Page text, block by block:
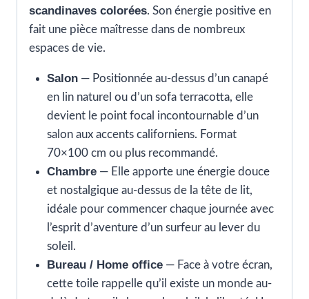
scandinaves colorées. Son énergie positive en
fait une pièce maîtresse dans de nombreux
espaces de vie.
Salon— Positionnée au-dessus d’un canapé
en lin naturel ou d’un sofa terracotta, elle
devient le point focal incontournable d’un
salon aux accents californiens. Format
70×100 cm ou plus recommandé.
Chambre— Elle apporte une énergie douce
et nostalgique au-dessus de la tête de lit,
idéale pour commencer chaque journée avec
l’esprit d’aventure d’un surfeur au lever du
soleil.
Bureau / Home office— Face à votre écran,
cette toile rappelle qu’il existe un monde au-